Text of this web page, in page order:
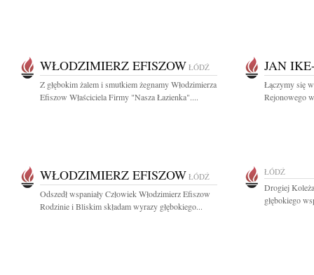
WŁODZIMIERZ EFISZOW ŁÓDŹ
Z głębokim żalem i smutkiem żegnamy Włodzimierza
Efiszow Właściciela Firmy "Nasza Łazienka"....
JAN
Łączymy się
Rejonowego
WŁODZIMIERZ EFISZOW ŁÓDŹ
Odszedł wspaniały Człowiek Włodzimierz Efiszow
Rodzinie i Bliskim składam wyrazy głębokiego...
ŁÓDŹ
Drogiej
głębokiego